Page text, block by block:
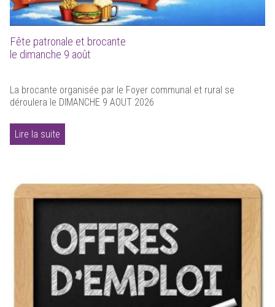
Fête patronale et brocante
le dimanche 9 août
La brocante organisée par le Foyer communal et rural se
déroulera le DIMANCHE 9 AOUT 2026
Lire la suite